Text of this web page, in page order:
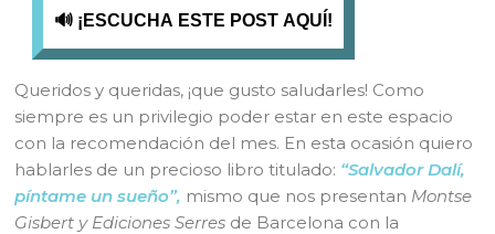
🔊 ¡ESCUCHA ESTE POST AQUÍ!
Queridos y queridas, ¡que gusto saludarles! Como
siempre es un privilegio poder estar en este espacio
con la recomendación del mes. En esta ocasión quiero
hablarles de un precioso libro titulado: “Salvador Dalí,
píntame un sueño”, mismo que nos presentan Montse
Gisbert y Ediciones Serres de Barcelona con la